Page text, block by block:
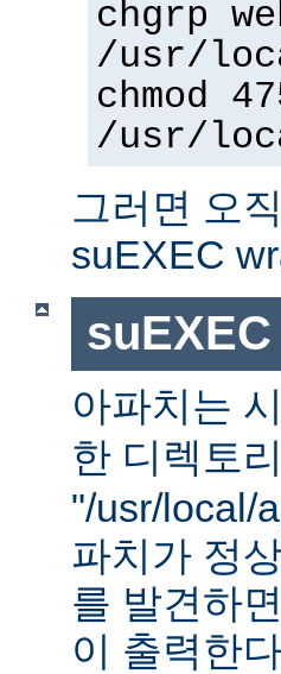
chgrp
/usr/
chmod
/usr/
그러면 오
suEXEC
suEXEC
아파치는
한 디렉토
"/usr/local/
파치가 정
를 발견하
이 출력한